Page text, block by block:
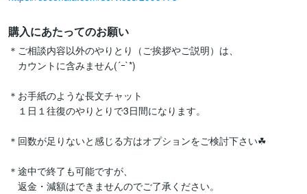
購入にあたってのお願い
＊ご相談内容以外のやりとり（ご挨拶やご説明）は、
カウントに含みません(´ｰ`*)
＊お手紙のような長文チャット
１日１往復のやりとりで3日間になります。
＊回数が足りないと感じる方はオプションをご検討下さい☘
＊途中で終了も可能ですが、
返金・減額はできませんのでご了承ください。